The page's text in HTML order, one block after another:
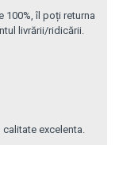
100%, îl poți returna
livrării/ridicării.
excelenta.